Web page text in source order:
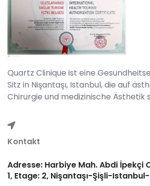
Quartz Clinique ist eine
Sitz in Nişantaşı, Istanbul, die auf
Chirurgie und medizinische Ästhetik
Kontakt
Adresse: Harbiye Mah. Abdi İpekçi
1, Etage: 2, Nişantaşı-Şişli-